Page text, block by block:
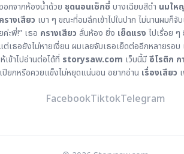
กจากห้องน้ำด้วย ชุดนอนเซ็กซี่ บางเฉียบสีดำ นมให
ครางเสียว เบา ๆ ขณะที่อมลึกเข้าไปในปาก ไม่นานผมก็
ะพี่!” เธอ ครางเสียว ลั่นห้อง ยิ่ง เย็ดแรง ไปเรื่อย
เธอยังไม่หายเงี่ยน ผมเลยจับเธอเย็ดต่ออีกหลายรอบ
เข้าไปอ่านต่อได้ที่ storysaw.com เว็บนี้มีอีโรติก ก
ปียกหรือควยแข็งไม่หยุดแน่นอน อยากอ่าน เรื่องเสียว
FacebookTiktokTelegram